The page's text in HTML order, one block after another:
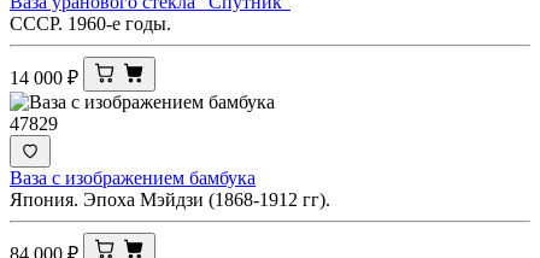
СССР. 1960-е годы.
14 000 ₽
47829
Ваза с изображением бамбука
Япония. Эпоха Мэйдзи (1868-1912 гг).
84 000 ₽